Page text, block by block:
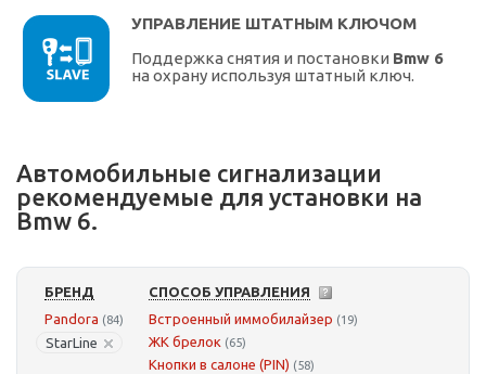
УПРАВЛЕНИЕ ШТАТНЫМ КЛЮЧОМ
Поддержка снятия и постановки Bmw 6
на охрану используя штатный ключ.
Автомобильные сигнализации
рекомендуемые для установки на
Bmw 6.
БРЕНД
Pandora (84)
StarLine
СПОСОБ УПРАВЛЕНИЯ
Встроенный иммобилайзер (19)
ЖК брелок (65)
Кнопки в салоне (PIN) (58)